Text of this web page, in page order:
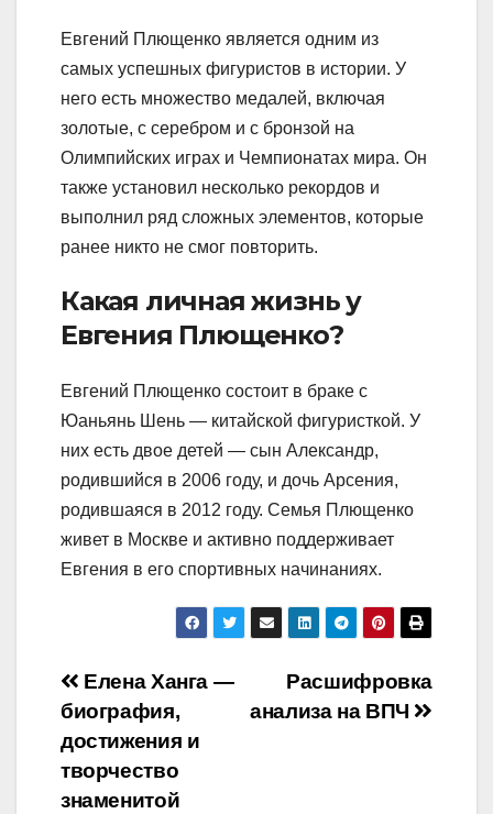
Евгений Плющенко является одним из
самых успешных фигуристов в истории. У
него есть множество медалей, включая
золотые, с серебром и с бронзой на
Олимпийских играх и Чемпионатах мира. Он
также установил несколько рекордов и
выполнил ряд сложных элементов, которые
ранее никто не смог повторить.
Какая личная жизнь у
Евгения Плющенко?
Евгений Плющенко состоит в браке с
Юаньянь Шень — китайской фигуристкой. У
них есть двое детей — сын Александр,
родившийся в 2006 году, и дочь Арсения,
родившаяся в 2012 году. Семья Плющенко
живет в Москве и активно поддерживает
Евгения в его спортивных начинаниях.
Навигация
по
записям
Расшифровка
анализа на ВПЧ
Елена Ханга —
биография,
достижения и
творчество
знаменитой